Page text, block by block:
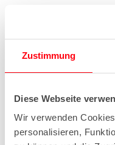
Zustimmung
Diese Webseite
Wir verwenden
personalisieren,